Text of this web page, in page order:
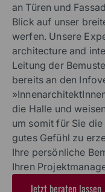
an Türen und
Blick auf unser
werfen. Unsere
architecture and
Leitung der
bereits an den
die Halle und
um somit für Sie
gutes Gefühl zu
Ihre persönliche
Ihren
Jetzt beraten lassen